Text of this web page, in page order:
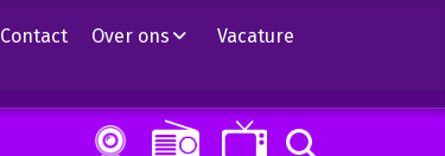
Contact Over ons Vacature